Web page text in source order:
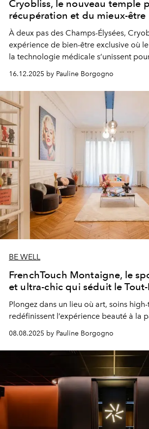
Cryobliss, le nouveau temple
récupération et du mieux-être
À deux pas des Champs-Élysées,
expérience de bien-être exclusive où
la technologie médicale s’unissent
corps et apaiser l’esprit.
16.12.2025 by Pauline Borgogno
BE WELL
FrenchTouch Montaigne, le
et ultra-chic qui séduit le Tout-
Plongez dans un lieu où art, soins
redéfinissent l’expérience beauté à la
08.08.2025 by Pauline Borgogno